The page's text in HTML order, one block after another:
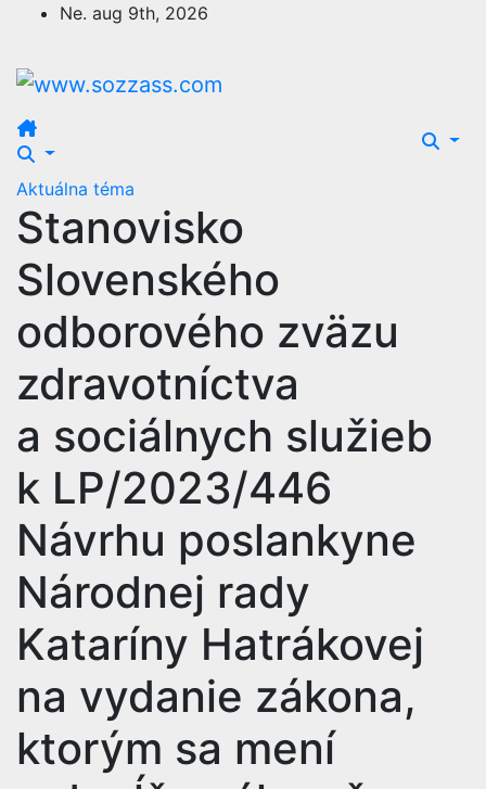
Prejsť
obsah
Ne. aug 9th, 2026
Aktuálna téma
Stanovisko
Slovenského
odborového zväzu
zdravotníctva
a sociálnych služieb
k LP/2023/446
Návrhu poslankyne
Národnej rady
Kataríny Hatrákovej
na vydanie zákona,
ktorým sa mení